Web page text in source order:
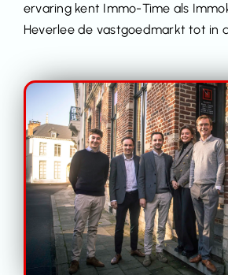
Team
ervaring kent Immo-Time als
Heverlee de vastgoedmarkt tot in